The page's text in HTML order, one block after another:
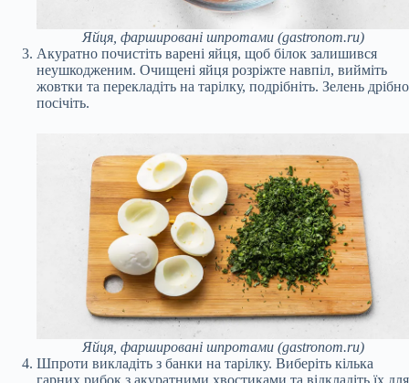
Яйця, фаршировані шпротами (gastronom.ru)
Акуратно почистіть варені яйця, щоб білок залишився
неушкодженим. Очищені яйця розріжте навпіл, вийміть
жовтки та перекладіть на тарілку, подрібніть. Зелень дрібно
посічіть.
Яйця, фаршировані шпротами (gastronom.ru)
Шпроти викладіть з банки на тарілку. Виберіть кілька
гарних рибок з акуратними хвостиками та відкладіть їх для